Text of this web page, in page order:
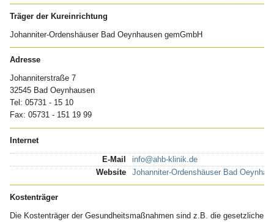
Träger der Kureinrichtung
Johanniter-Ordenshäuser Bad Oeynhausen gemGmbH
Adresse
Johanniterstraße 7
32545 Bad Oeynhausen
Tel: 05731 - 15 10
Fax: 05731 - 151 19 99
Internet
E-Mail
info@ahb-klinik.de
Website
Johanniter-Ordenshäuser Bad
Kostenträger
Die Kostenträger der Gesundheitsmaßnahmen sind z.B. die gesetzliche